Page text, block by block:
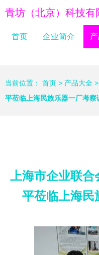
青坊（北京）科技有
首页 企业简介
当前位置： 首页 > 产品大全 >
平莅临上海民族乐器一厂考察
上海市企业联合
平莅临上海民